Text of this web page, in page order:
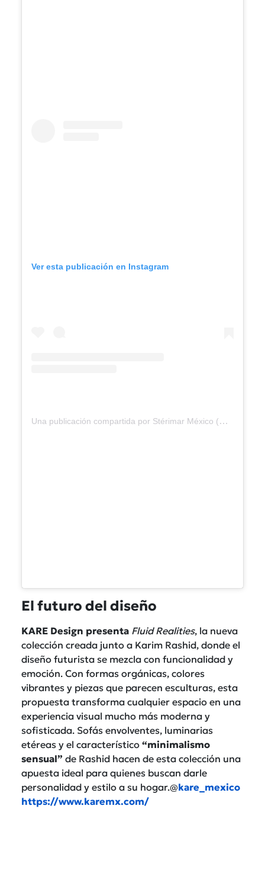
Ver esta publicación en Instagram
Una publicación compartida por Stérimar México (@sterimar_mexico)
El futuro del diseño
KARE Design presenta Fluid Realities, la nueva
colección creada junto a Karim Rashid, donde el
diseño futurista se mezcla con funcionalidad y
emoción. Con formas orgánicas, colores
vibrantes y piezas que parecen esculturas, esta
propuesta transforma cualquier espacio en una
experiencia visual mucho más moderna y
sofisticada. Sofás envolventes, luminarias
etéreas y el característico “minimalismo
sensual” de Rashid hacen de esta colección una
apuesta ideal para quienes buscan darle
personalidad y estilo a su hogar.@kare_mexico
https://www.karemx.com/